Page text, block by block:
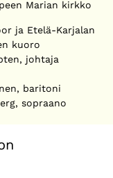
Marian kirkko
ja Etelä-Karjalan
kuoro
johtaja
baritoni